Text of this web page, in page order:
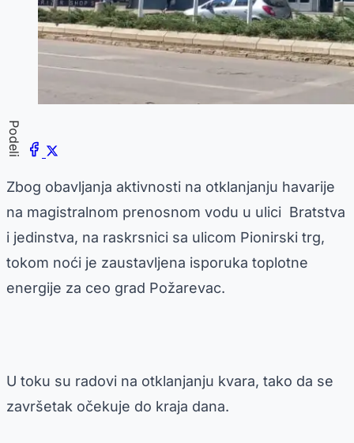
Podeli
Zbog obavljanja aktivnosti na otklanjanju havarije
na magistralnom prenosnom vodu u ulici Bratstva
i jedinstva, na raskrsnici sa ulicom Pionirski trg,
tokom noći je zaustavljena isporuka toplotne
energije za ceo grad Požarevac.
U toku su radovi na otklanjanju kvara, tako da se
završetak očekuje do kraja dana.